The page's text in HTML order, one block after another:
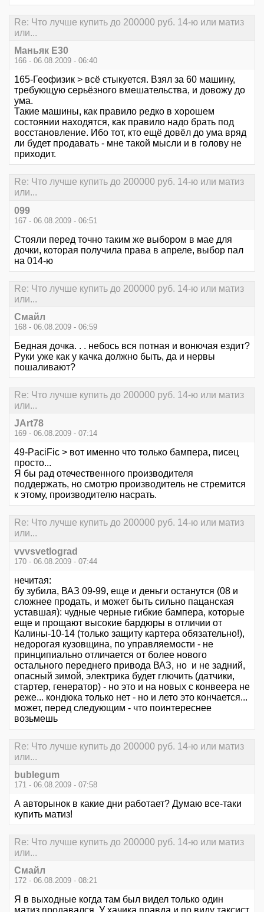
Re: Что лучше купить до 200000 руб. 14-ю или матиз
или...
Маньяк E30
166 - 06.08.2009 - 06:40
165-Геофизик > всё стыкуется. Взял за 60 машину,
требующую серьёзного вмешательства, и довожу до
ума.
Такие машины, как правило редко в хорошем
состоянии находятся, как правило надо брать под
восстановление. Ибо тот, кто ещё довёл до ума вряд
ли будет продавать - мне такой мысли и в голову не
приходит.
Re: Что лучше купить до 200000 руб. 14-ю или матиз
или...
099
167 - 06.08.2009 - 06:51
Стояли перед точно таким же выбором в мае для
дочки, которая получила права в апреле, выбор пал
на 014-ю
Re: Что лучше купить до 200000 руб. 14-ю или матиз
или...
Смайл
168 - 06.08.2009 - 06:59
Бедная дочка. . . небось вся потная и вонючая ездит?
Руки уже как у качка должно быть, да и нервы
пошаливают?
Re: Что лучше купить до 200000 руб. 14-ю или матиз
или...
JArt78
169 - 06.08.2009 - 07:14
49-PaciFic > вот именно что только бампера, писец
просто...
Я бы рад отечественного производителя
поддержать, но смотрю производитель не стремится
к этому, производителю насрать.
Re: Что лучше купить до 200000 руб. 14-ю или матиз
или...
vvvsvetlograd
170 - 06.08.2009 - 07:44
нечитая:
бу зубила, ВАЗ 09-99, еще и деньги останутся (08 и
сложнее продать, и может быть сильно пацанская
уставшая): чудные черные гибкие бампера, которые
еще и прощают высокие бардюры в отличии от
Калины-10-14 (только защиту картера обязательно!),
недорогая кузовщина, по управляемости - не
принципиально отличается от более нового
остального переднего привода ВАЗ, но и не задний,
опасный зимой, электрика будет глючить (датчики,
стартер, генератор) - но это и на новых с конвеера не
реже... кондюка только нет - но и лето это кончается...
может, перед следующим - что поинтереснее
возьмешь
Re: Что лучше купить до 200000 руб. 14-ю или матиз
или...
bublegum
171 - 06.08.2009 - 07:58
А авторынок в какие дни работает? Думаю все-таки
купить матиз!
Re: Что лучше купить до 200000 руб. 14-ю или матиз
или...
Смайл
172 - 06.08.2009 - 08:21
Я в выходные когда там был видел только один